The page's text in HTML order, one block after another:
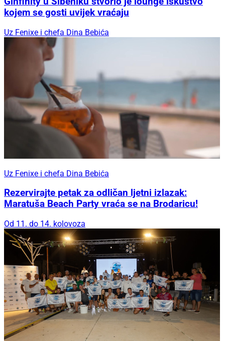
kojem se gosti uvijek vraćaju
Uz Fenixe i chefa Dina Bebića
Uz Fenixe i chefa Dina Bebića
Rezervirajte petak za odličan ljetni izlazak:
Maratuša Beach Party vraća se na Brodaricu!
Od 11. do 14. kolovoza